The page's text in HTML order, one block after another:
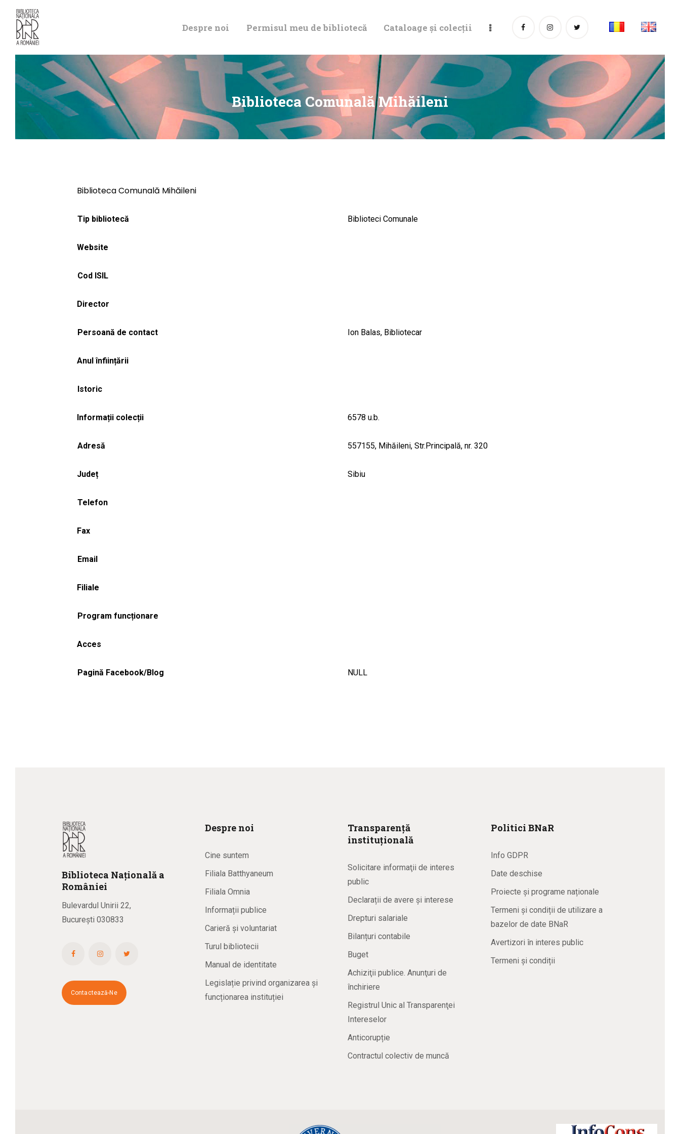
Despre noi Permisul meu de bibliotecă Cataloage și colecții
Biblioteca Comunală Mihăileni
DE BIBLIOTECĂ
CATALOAGE ȘI
COLECȚII
Biblioteca Comunală Mihăileni
Tip bibliotecă Biblioteci Comunale
Website
Cod ISIL
Director
Persoană de contact Ion Balas, Bibliotecar
Anul înființării
Istoric
Informații colecții 6578 u.b.
Adresă 557155, Mihăileni, Str.Principală, nr. 320
Județ Sibiu
Telefon
Fax
Email
Filiale
Program funcționare
Acces
Pagină Facebook/Blog NULL
Biblioteca Națională a
României
Bulevardul Unirii 22,
București 030833
Contactează-Ne
Despre noi
Cine suntem
Filiala Batthyaneum
Filiala Omnia
Informații publice
Carieră și voluntariat
Turul bibliotecii
Manual de identitate
Legislație privind organizarea și
funcționarea instituției
Transparență
instituțională
Solicitare informaţii de interes
public
Declarații de avere și interese
Drepturi salariale
Bilanțuri contabile
Buget
Achiziţii publice. Anunţuri de
închiriere
Registrul Unic al Transparenţei
Intereselor
Anticorupție
Contractul colectiv de muncă
Politici BNaR
Info GDPR
Date deschise
Proiecte și programe naționale
Termeni și condiții de utilizare a
bazelor de date BNaR
Avertizori în interes public
Termeni și condiții